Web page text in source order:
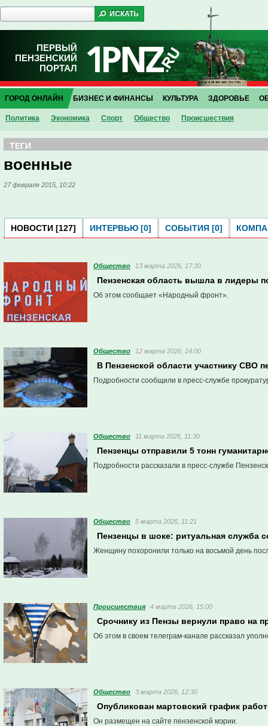
ПЕРВЫЙ
ПЕНЗЕНСКИЙ
ПОРТАЛ
ГОРОД ОНЛАЙН
Политика Экономика Спорт Общество Проиcшествия
БИЗНЕС И ФИНАНСЫ КУЛЬТУРА ЗДОРОВЬЕ
ТЕГИ
военные
27 февраля 2015, 10:22
НОВОСТИ [127] ИНТЕРВЬЮ [0] СОБЫТИЯ [0]
Общество 13 марта 2026, 17:30
Пензенская область вышла в лидеры
Об этом сообщает «Народный фронт».
Общество 12 марта 2026, 14:00
В Пензенской области участнику СВО
Подробности сообщили в пресс-службе
Общество 11 марта 2026, 11:30
Пензенцы отправили 5 тонн
Подробности рассказали в пресс-службе
Общество 5 марта 2026, 11:21
Пензенцы в шоке: ритуальная служба
Женщину похоронили только на восьмой день
Проиcшествия 4 марта 2026, 15:00
Срочнику из Пензы вернули право на
Об этом в своем телеграм-канале рассказал
Общество 3 марта 2026, 12:30
Опубликован мартовский график
Он размещен на сайте пензенской мэрии.